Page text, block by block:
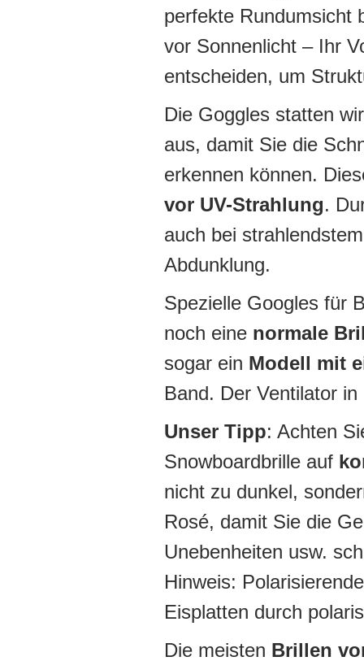
perfekte Rundumsicht
vor Sonnenlicht – Ihr
entscheiden, um
Die Goggles statten
aus, damit Sie die
erkennen können.
vor UV-Strahlung.
auch bei
Abdunklung.
Spezielle Googles für
noch eine normale
sogar ein Modell mit
Band. Der Ventilator
Unser Tipp: Achten
Snowboardbrille auf
nicht zu dunkel,
Rosé, damit Sie die
Unebenheiten usw.
Hinweis:
Eisplatten durch
Die meisten Brillen